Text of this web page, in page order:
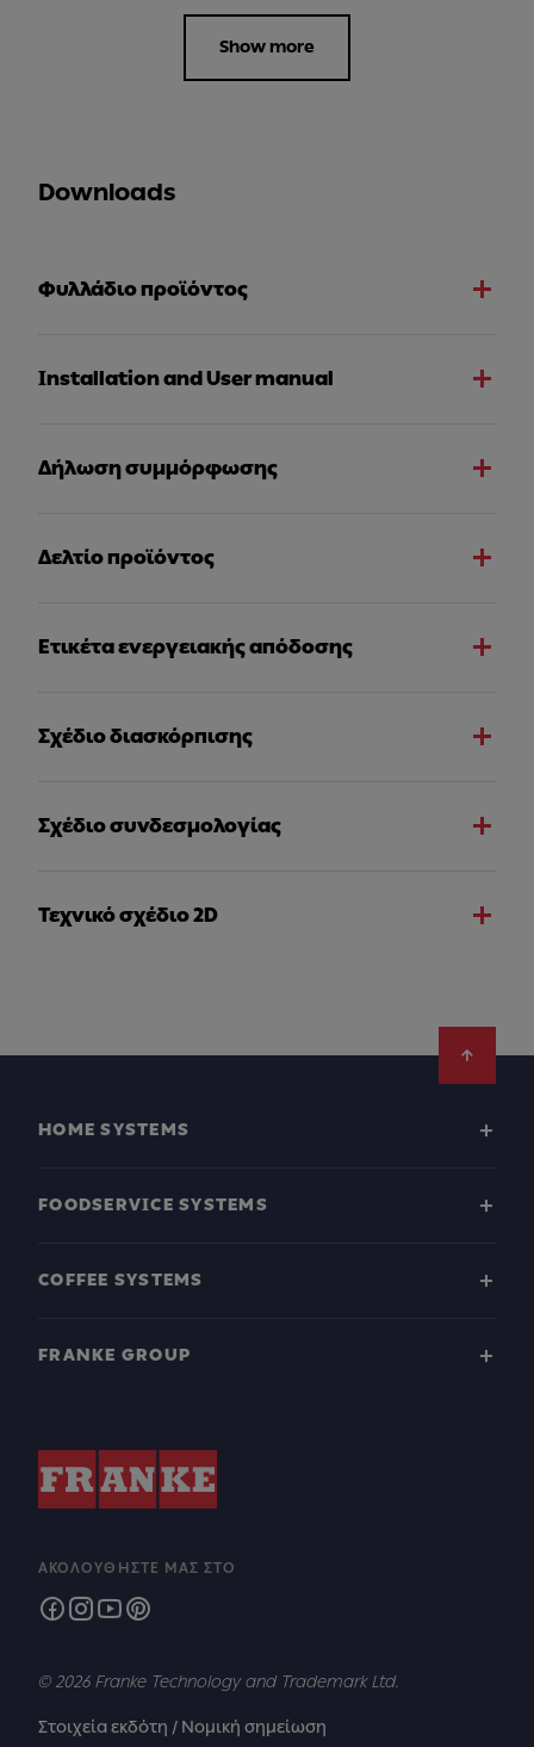
Show more
Downloads
Φυλλάδιο προϊόντος
Installation and User manual
Δήλωση συμμόρφωσης
Δελτίο προϊόντος
Ετικέτα ενεργειακής απόδοσης
Σχέδιο διασκόρπισης
Σχέδιο συνδεσμολογίας
Τεχνικό σχέδιο 2D
HOME SYSTEMS
FOODSERVICE SYSTEMS
COFFEE SYSTEMS
FRANKE GROUP
ΑΚΟΛΟΥΘΉΣΤΕ ΜΑΣ ΣΤΟ
© 2026 Franke Technology and Trademark Ltd.
Στοιχεία εκδότη / Νομική σημείωση